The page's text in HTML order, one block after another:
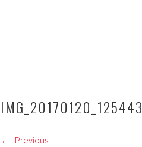
IMG_20170120_125443
Previous